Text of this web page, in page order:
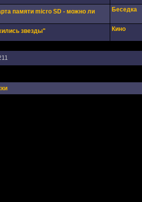
памяти micro SD - можно ли
Беседка
звезды" Кино